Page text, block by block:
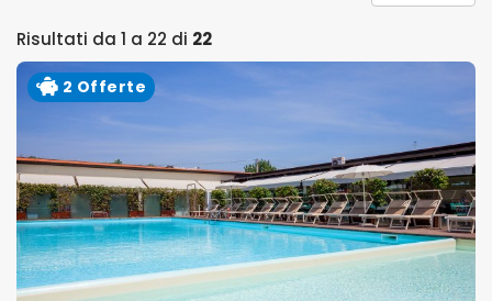
Risultati da 1 a 22 di 22
2 Offerte